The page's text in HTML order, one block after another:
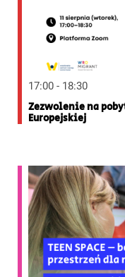
17:00 - 18:30
Zezwolenie na
Europejskiej